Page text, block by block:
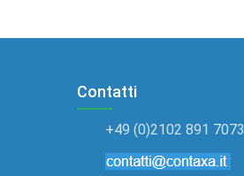
Contatti
+49 (0)2102 891 7073